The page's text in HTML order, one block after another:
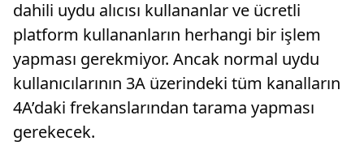
dahili uydu alıcısı kullananlar ve ücretli
platform kullananların herhangi bir işlem
yapması gerekmiyor. Ancak normal uydu
kullanıcılarının 3A üzerindeki tüm kanalların
4A’daki frekanslarından tarama yapması
gerekecek.